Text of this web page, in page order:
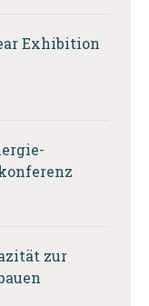
Exhibition
zur